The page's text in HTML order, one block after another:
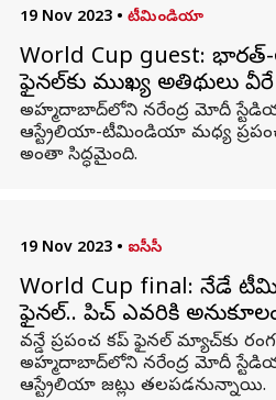
19 Nov 2023 • టీమిండియా
World Cup guest:
ఫైనల్‌కు ముఖ్య అతిథులు వీరే
అహ్మదాబాద్‌లోని నరేంద్ర మోదీ
ఆస్ట్రేలియా-టీమిండియా మధ్య
అంతా సిద్ధమైంది.
19 Nov 2023 • ఐసీసీ
World Cup final: నేడే
ఫైనల్.. పిచ్ ఎవరికి
వన్డే ప్రపంచ కప్ ఫైనల్ మ్యాచ్‌కు
అహ్మదాబాద్‌లోని నరేంద్ర మోదీ
ఆస్ట్రేలియా జట్లు తలపడనున్నాయి.